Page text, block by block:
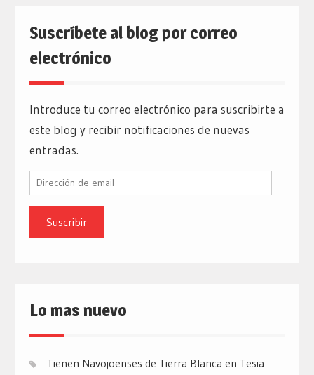
Suscríbete al blog por correo
electrónico
Introduce tu correo electrónico para suscribirte a
este blog y recibir notificaciones de nuevas
entradas.
Dirección
email
Lo mas nuevo
Tienen Navojoenses de Tierra Blanca en Tesia